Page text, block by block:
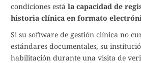
condiciones está la capacidad de
historia clínica en formato
Si su software de gestión clínica no
estándares documentales, su
habilitación durante una visita de